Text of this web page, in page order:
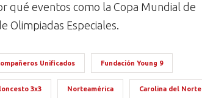
qué eventos como la Copa Mundial de
Olimpiadas Especiales.
Unificados Fundación Young 9
3x3 Norteamérica Carolina del Norte